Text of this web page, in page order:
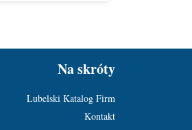
Na skróty
Lubelski Katalog Firm
Kontakt